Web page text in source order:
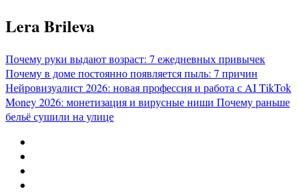
Перейти
к
Lera Brileva
Почему руки выдают возраст: 7 ежедневных привычек
Почему в доме постоянно появляется пыль: 7 причин
Нейровизуалист 2026: новая профессия и работа с AITikTok
Money 2026: монетизация и вирусные ниши Почему раньше
бельё сушили на улице